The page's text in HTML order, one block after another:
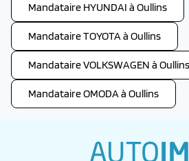
Mandataire HYUNDAI à Oullins
Mandataire TOYOTA à Oullins
Mandataire VOLKSWAGEN à Oullins
Mandataire OMODA à Oullins